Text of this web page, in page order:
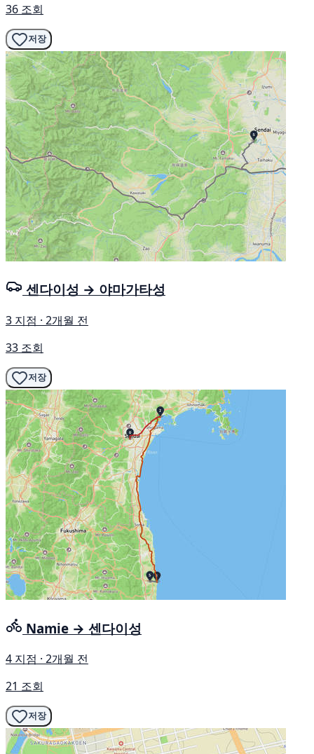
36 조회
저장
센다이성 → 야마가타성
3 지점 · 2개월 전
33 조회
저장
Namie → 센다이성
4 지점 · 2개월 전
21 조회
저장